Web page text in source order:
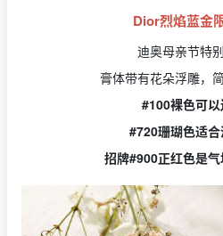
Dior烈焰蓝金
迪奥母亲节特
膏体带有花朵浮雕，
#100裸色可
#720珊瑚色适
招牌#900正红色是